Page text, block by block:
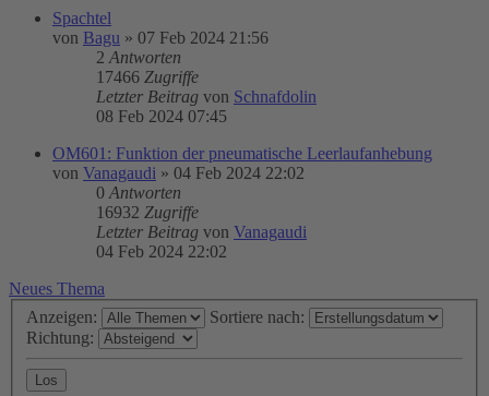
Spachtel
von Bagu » 07 Feb 2024 21:56
2 Antworten
17466 Zugriffe
Letzter Beitrag von Schnafdolin
08 Feb 2024 07:45
OM601: Funktion der pneumatische Leerlaufanhebung
von Vanagaudi » 04 Feb 2024 22:02
0 Antworten
16932 Zugriffe
Letzter Beitrag von Vanagaudi
04 Feb 2024 22:02
Neues Thema
Anzeigen:
Sortiere nach:
Richtung: